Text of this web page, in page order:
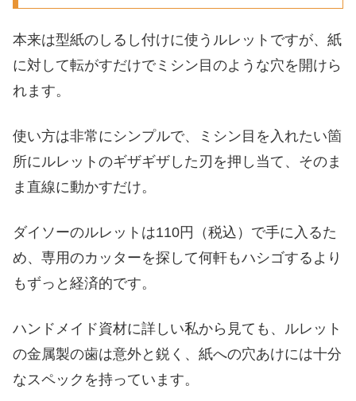
本来は型紙のしるし付けに使うルレットですが、紙
に対して転がすだけでミシン目のような穴を開けら
れます。
使い方は非常にシンプルで、ミシン目を入れたい箇
所にルレットのギザギザした刃を押し当て、そのま
ま直線に動かすだけ。
ダイソーのルレットは110円（税込）で手に入るた
め、専用のカッターを探して何軒もハシゴするより
もずっと経済的です。
ハンドメイド資材に詳しい私から見ても、ルレット
の金属製の歯は意外と鋭く、紙への穴あけには十分
なスペックを持っています。